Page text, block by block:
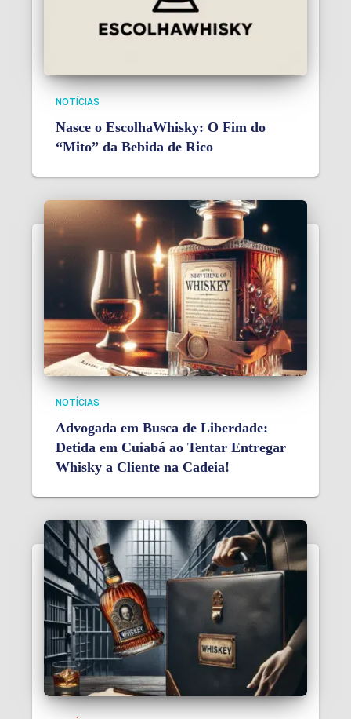
NOTÍCIAS
Nasce o EscolhaWhisky: O Fim do
“Mito” da Bebida de Rico
NOTÍCIAS
Advogada em Busca de Liberdade:
Detida em Cuiabá ao Tentar Entregar
Whisky a Cliente na Cadeia!